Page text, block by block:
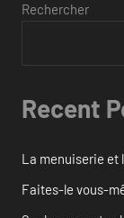
Rechercher
Recent
La menuiserie et
Faites-le vous-